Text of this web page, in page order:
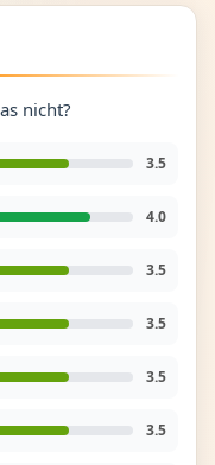
nicht?
3.5
4.0
3.5
3.5
3.5
3.5